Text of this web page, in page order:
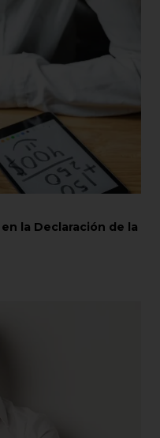
la Declaración de la